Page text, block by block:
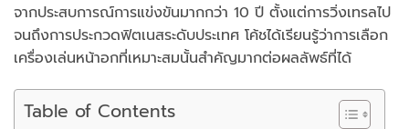
จากประสบการณ์การแข่งขันมากกว่า 10 ปี ตั้งแต่การวิ่งเทรลไป
จนถึงการประกวดฟิตเนสระดับประเทศ โค้ชได้เรียนรู้ว่าการเลือก
เครื่องเล่นหน้าอกที่เหมาะสมนั้นสำคัญมากต่อผลลัพธ์ที่ได้
Table of Contents